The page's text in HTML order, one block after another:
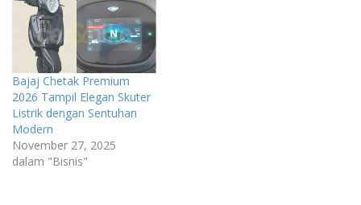
Bajaj Chetak Premium
2026 Tampil Elegan Skuter
Listrik dengan Sentuhan
Modern
November 27, 2025
dalam "Bisnis"